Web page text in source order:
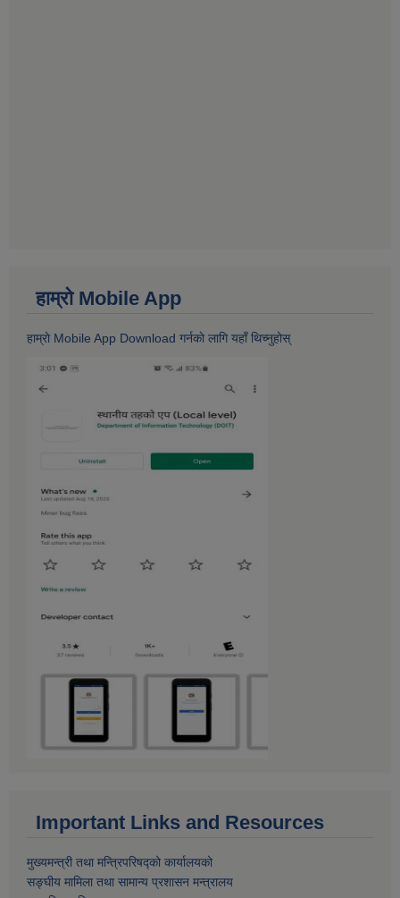
हाम्राे Mobile App
हाम्राे Mobile App Download गर्नकाे लागि यहाँ थिच्नुहोस्‌
Important Links and Resources
मुख्यमन्त्री तथा मन्त्रिपरिषद्को कार्यालयको
सङ्घीय मामिला तथा सामान्य प्रशासन मन्त्रालय